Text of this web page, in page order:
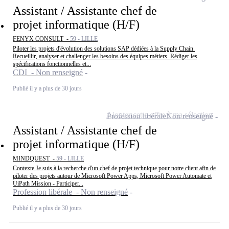
Assistant / Assistante chef de
projet informatique (H/F)
FENYX CONSULT - 59 - LILLE
Piloter les projets d'évolution des solutions SAP dédiées à la Supply Chain.
Recueillir, analyser et challenger les besoins des équipes métiers. Rédiger les
spécifications fonctionnelles et...
CDI - Non renseigné
Publié il y a plus de 30 jours
Assistant / Assistante chef de
projet informatique (H/F)
MINDQUEST - 59 - LILLE
Contexte Je suis à la recherche d'un chef de projet technique pour notre client afin de
piloter des projets autour de Microsoft Power Apps, Microsoft Power Automate et
UiPath Mission - Participer...
Profession libérale - Non renseigné
Publié il y a plus de 30 jours
Profession libéraleNon renseigné
Ajouter cette offre à ma sélection